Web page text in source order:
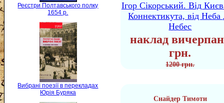
Реєстри Полтавського полку
1654 р.
Вибрані поезії в перекладах
Юрія Буряка
Ігор Сікорський. Від
Коннектикута, від Неба
Небес
наклад
грн.
1200 грн.
Снайдер Тимоти